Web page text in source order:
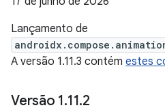
Lançamento de
A versão 1.11.3 contém estes
Versão 1.11.2